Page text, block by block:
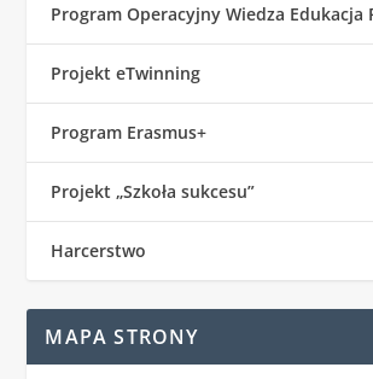
Program Operacyjny Wiedza Edukacja
Projekt eTwinning
Program Erasmus+
Projekt „Szkoła sukcesu”
Harcerstwo
MAPA STRONY